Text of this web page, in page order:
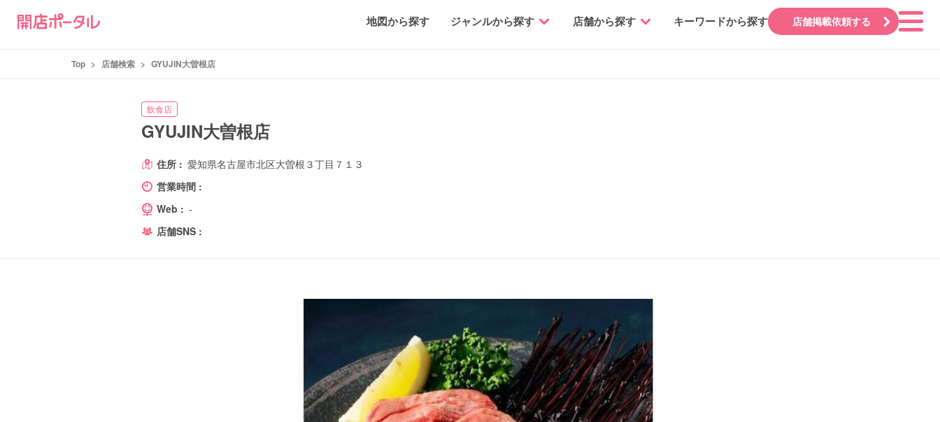
地図から探す ジャンルから探す 店舗から探す キーワードから探す 店舗掲載依頼する
Top > 店舗検索 > GYUJIN大曽根店
飲食店
GYUJIN大曽根店
住所 : 愛知県名古屋市北区大曽根３丁目７１３
営業時間 :
Web : -
店舗SNS :